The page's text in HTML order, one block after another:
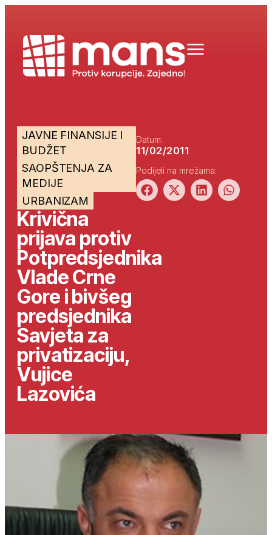
JAVNE FINANSIJE I
BUDŽET
SAOPŠTENJA ZA
MEDIJE
URBANIZAM
Krivična
prijava protiv
Potpredsjednika
Vlade Crne
Gore i bivšeg
predsjednika
Savjeta za
privatizaciju,
Vujice
Lazovića
Datum:
11/02/2011
Podijeli na mrežama: